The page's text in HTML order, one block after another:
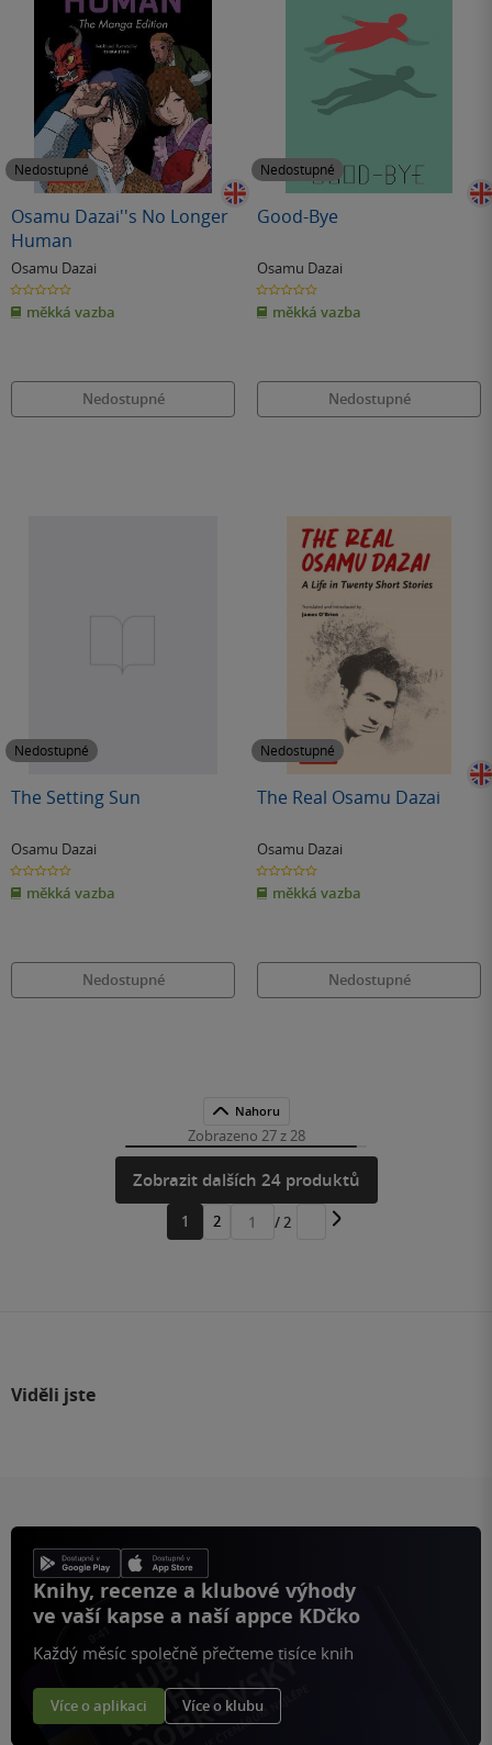
Nedostupné
Osamu Dazai''s No Longer
Human
Osamu Dazai
0.0
z
5
hvězdiček
měkká vazba
Nedostupné
Nedostupné
Good-Bye
Osamu Dazai
0.0
z
5
hvězdiček
měkká vazba
Nedostupné
Nedostupné
The Setting Sun
Osamu Dazai
0.0
z
5
hvězdiček
měkká vazba
Nedostupné
Nedostupné
The Real Osamu Dazai
Osamu Dazai
0.0
z
5
hvězdiček
měkká vazba
Nedostupné
Nahoru
Zobrazeno 27 z 28
Zobrazit dalších 24 produktů
1 2
Přejít
/ 2
Viděli jste
Knihy, recenze a klubové výhody
ve vaší kapse a naší appce KDčko
Každý měsíc společně přečteme tisíce knih
Více o aplikaci Více o klubu